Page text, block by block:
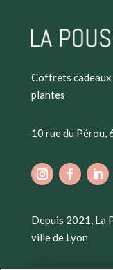
Coffrets
plantes
10 rue du Pérou,
Depuis 2021, La
ville de Lyon